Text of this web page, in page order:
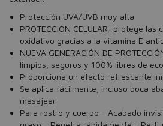
Protección UVA/UVB muy alta
PROTECCIÓN CELULAR: protege las
oxidativo gracias a la vitamina E
NUEVA GENERACIÓN DE
limpios, seguros y 100% libres de
Proporciona un efecto refrescante
Se aplica fácilmente, incluso boca
masajear
Para rostro y cuerpo - Acabado